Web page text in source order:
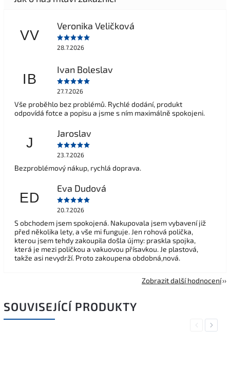
VV
Veronika Veličková
28.7.2026
IB
Ivan Boleslav
27.7.2026
Vše proběhlo bez problémů. Rychlé dodání, produkt
odpovídá fotce a popisu a jsme s ním maximálně spokojeni.
J
Jaroslav
23.7.2026
Bezproblémový nákup, rychlá doprava.
ED
Eva Dudová
20.7.2026
S obchodem jsem spokojená. Nakupovala jsem vybavení již
před několika lety, a vše mi funguje. Jen rohová polička,
kterou jsem tehdy zakoupila došla újmy: praskla spojka,
která je mezi poličkou a vakuovou přísavkou. Je plastová,
takže asi nevydrží. Proto zakoupena obdobná,nová.
Zobrazit další hodnocení
SOUVISEJÍCÍ PRODUKTY
Previous
Next